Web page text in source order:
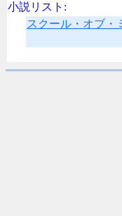
小説リスト:
スクール・オブ・